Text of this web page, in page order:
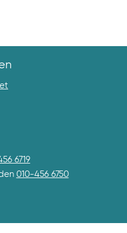
6719
010-456 6750